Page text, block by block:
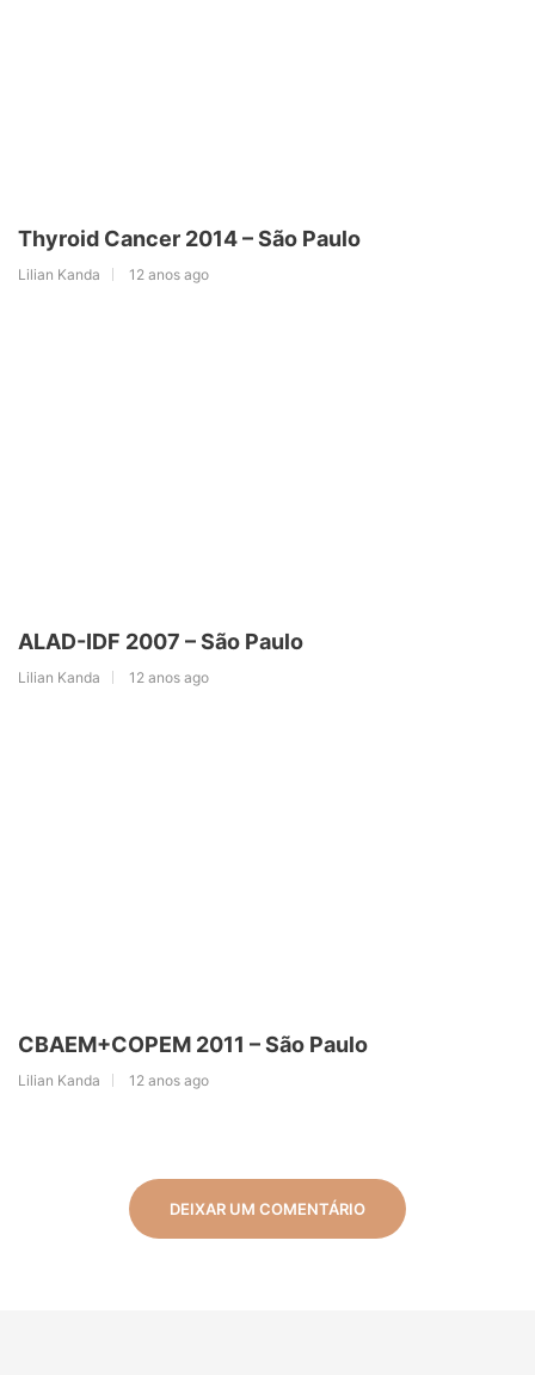
Thyroid Cancer 2014 – São Paulo
Lilian Kanda 12 anos ago
ALAD-IDF 2007 – São Paulo
Lilian Kanda 12 anos ago
CBAEM+COPEM 2011 – São Paulo
Lilian Kanda 12 anos ago
DEIXAR UM COMENTÁRIO